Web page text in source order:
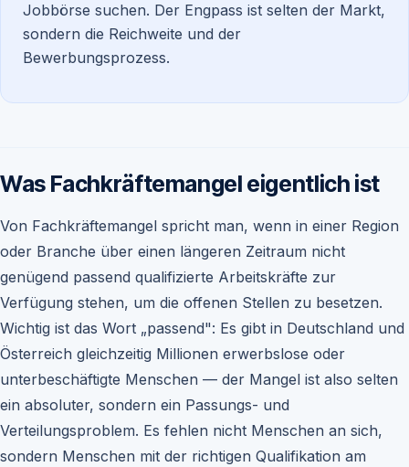
Jobbörse suchen. Der Engpass ist selten der Markt,
sondern die Reichweite und der
Bewerbungsprozess.
Was Fachkräftemangel eigentlich ist
Von Fachkräftemangel spricht man, wenn in einer Region
oder Branche über einen längeren Zeitraum nicht
genügend passend qualifizierte Arbeitskräfte zur
Verfügung stehen, um die offenen Stellen zu besetzen.
Wichtig ist das Wort „passend": Es gibt in Deutschland und
Österreich gleichzeitig Millionen erwerbslose oder
unterbeschäftigte Menschen — der Mangel ist also selten
ein absoluter, sondern ein Passungs- und
Verteilungsproblem. Es fehlen nicht Menschen an sich,
sondern Menschen mit der richtigen Qualifikation am